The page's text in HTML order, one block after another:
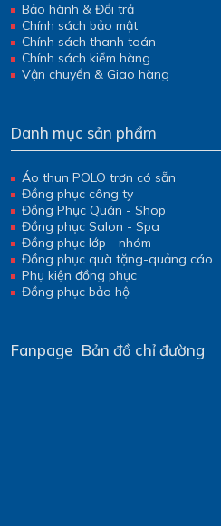
Bảo hành & Đổi trả
Chính sách bảo mật
Chính sách thanh toán
Chính sách kiểm hàng
Vận chuyển & Giao hàng
Danh mục sản phẩm
Áo thun POLO trơn có sẵn
Đồng phục công ty
Đồng Phục Quán - Shop
Đồng phục Salon - Spa
Đồng phục lớp - nhóm
Đồng phục quà tặng-quảng cáo
Phụ kiện đồng phục
Đồng phục bảo hộ
Fanpage Bản đồ chỉ đường